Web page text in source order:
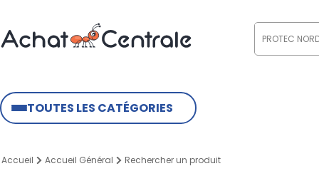
TOUTES LES CATÉGORIES
Accueil Accueil Général Rechercher un produit